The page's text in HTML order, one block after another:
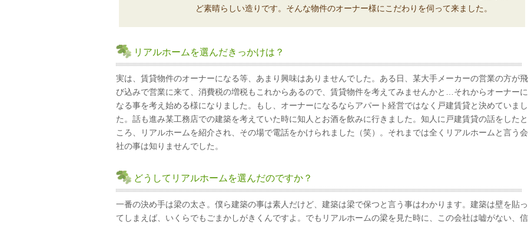
ど素晴らしい造りです。そんな物件のオーナー様にこだわりを伺って来ました。
リアルホームを選んだきっかけは？
実は、賃貸物件のオーナーになる等、あまり興味はありませんでした。ある日、某大手メーカーの営業の方が飛
び込みで営業に来て、消費税の増税もこれからあるので、賃貸物件を考えてみませんかと…それからオーナーに
なる事を考え始める様になりました。もし、オーナーになるならアパート経営ではなく戸建賃貸と決めていまし
た。話も進み某工務店での建築を考えていた時に知人とお酒を飲みに行きました。知人に戸建賃貸の話をしたと
ころ、リアルホームを紹介され、その場で電話をかけられました（笑）。それまでは全くリアルホームと言う会
社の事は知りませんでした。
どうしてリアルホームを選んだのですか？
一番の決め手は梁の太さ。僕ら建築の事は素人だけど、建築は梁で保つと言う事はわかります。建築は壁を貼っ
てしまえば、いくらでもごまかしがきくんですよ。でもリアルホームの梁を見た時に、この会社は嘘がない、信